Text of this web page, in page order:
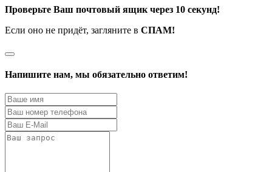
Проверьте Ваш почтовый ящик через 10 секунд!
Если оно не придёт, загляните в СПАМ!
Напишите нам, мы обязательно ответим!